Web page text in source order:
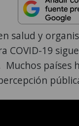
salud y
COVID-19
Muchos países